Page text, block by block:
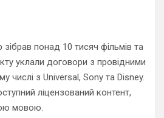
понад 10 тисяч фільмів та
уклали договори з провідними
числі з Universal, Sony та Disney.
ліцензований контент,
мовою.